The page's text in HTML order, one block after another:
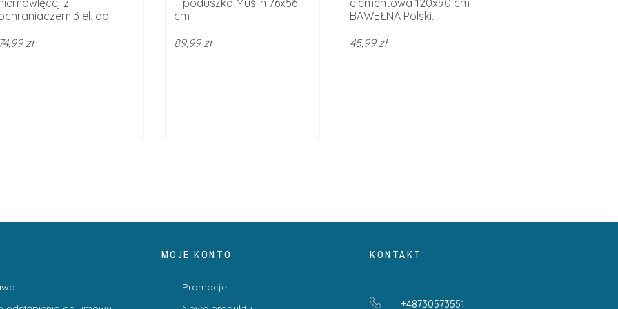
z
3 el. do...
74,99 zł
+ poduszka Muślin 76x56
cm –...
89,99 zł
elementowa 120x90 cm
BAWEŁNA Polski...
45,99 zł
MOJE KONTO
Promocje
KONTAKT
+48730573551